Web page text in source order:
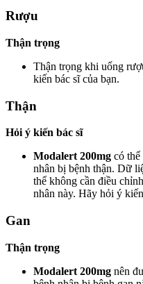
Rượu
Thận trọng
Thận trọng khi uống
kiến bác sĩ của bạn.
Thận
Hỏi ý kiến bác sĩ
Modalert 200mg có thể
nhân bị bệnh thận. Dữ
thể không cần điều
nhân này. Hãy hỏi ý
Gan
Thận trọng
Modalert 200mg nên